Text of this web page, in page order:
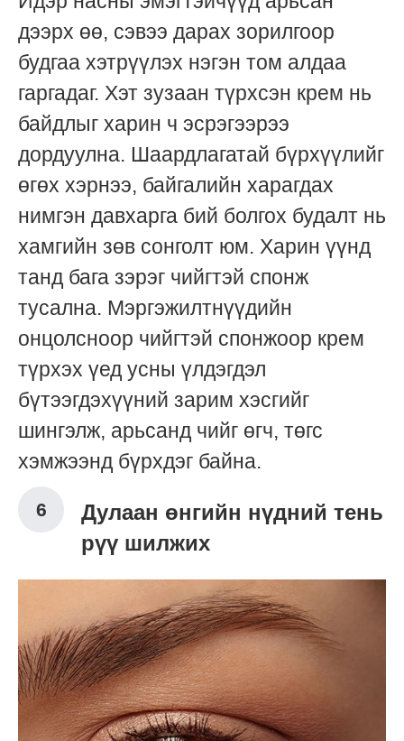
дээрх өө, сэвээ дарах зорилгоор
будгаа хэтрүүлэх нэгэн том алдаа
гаргадаг. Хэт зузаан түрхсэн крем нь
байдлыг харин ч эсрэгээрээ
дордуулна. Шаардлагатай бүрхүүлийг
өгөх хэрнээ, байгалийн харагдах
нимгэн давхарга бий болгох будалт нь
хамгийн зөв сонголт юм. Харин үүнд
танд бага зэрэг чийгтэй спонж
тусална. Мэргэжилтнүүдийн
онцолсноор чийгтэй спонжоор крем
түрхэх үед усны үлдэгдэл
бүтээгдэхүүний зарим хэсгийг
шингэлж, арьсанд чийг өгч, төгс
хэмжээнд бүрхдэг байна.
Дулаан өнгийн нүдний тень
рүү шилжих